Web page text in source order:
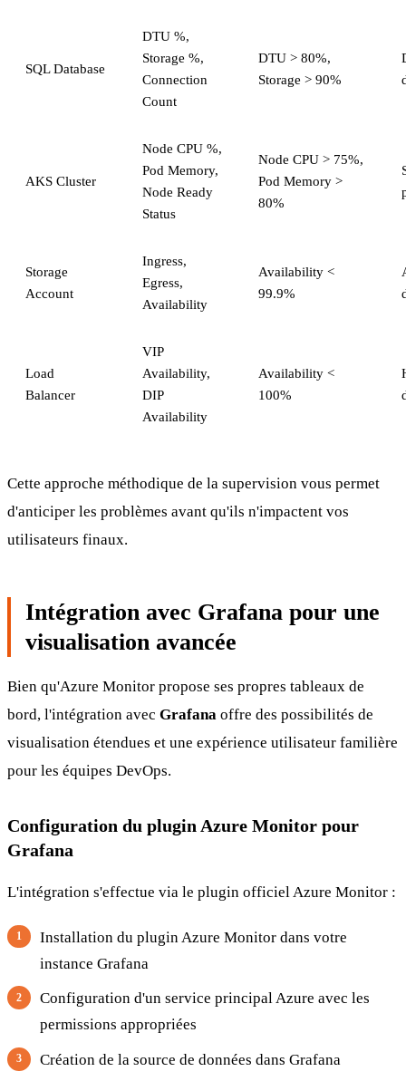
SQL Database
DTU %,
Storage %,
Connection
Count
DTU > 80%,
Storage > 90%
AKS Cluster
Node CPU %,
Pod Memory,
Node Ready
Status
Node CPU > 75%,
Pod Memory >
80%
Storage
Account
Ingress,
Egress,
Availability
Availability <
99.9%
Load
Balancer
VIP
Availability,
DIP
Availability
Availability <
100%
Cette approche méthodique de la supervision vous permet
d'anticiper les problèmes avant qu'ils n'impactent vos
utilisateurs finaux.
Intégration avec Grafana pour une
visualisation avancée
Bien qu'Azure Monitor propose ses propres tableaux de
bord, l'intégration avec Grafana offre des possibilités de
visualisation étendues et une expérience utilisateur familière
pour les équipes DevOps.
Configuration du plugin Azure Monitor pour
Grafana
L'intégration s'effectue via le plugin officiel Azure Monitor :
Installation du plugin Azure Monitor dans votre
instance Grafana
Configuration d'un service principal Azure avec les
permissions appropriées
Création de la source de données dans Grafana